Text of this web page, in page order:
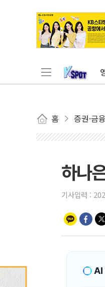
홈 증권·금융
하나
기사입력 :
AI